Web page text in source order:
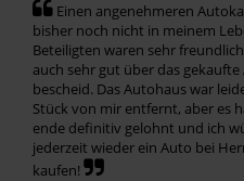
Einen angenehmeren
bisher noch nicht in meinem
Beteiligten waren sehr
auch sehr gut über das gekaufte
bescheid. Das Autohaus war
Stück von mir entfernt, aber es
ende definitiv gelohnt und ich
jederzeit wieder ein Auto bei
kaufen!